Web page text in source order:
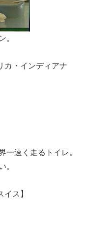
。
カ・インディアナ
一速く走るトイレ。
。
ス】